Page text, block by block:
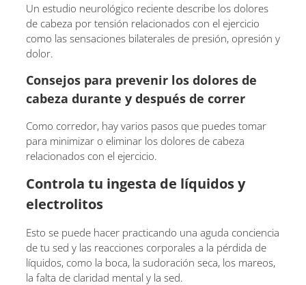
Un estudio neurológico reciente describe los dolores
de cabeza por tensión relacionados con el ejercicio
como las sensaciones bilaterales de presión, opresión y
dolor.
Consejos para prevenir los dolores de
cabeza durante y después de correr
Como corredor, hay varios pasos que puedes tomar
para minimizar o eliminar los dolores de cabeza
relacionados con el ejercicio.
Controla tu ingesta de líquidos y
electrolitos
Esto se puede hacer practicando una aguda conciencia
de tu sed y las reacciones corporales a la pérdida de
líquidos, como la boca, la sudoración seca, los mareos,
la falta de claridad mental y la sed.